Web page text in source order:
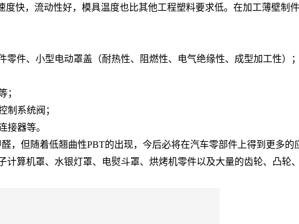
，流动性好，模具温度也比其他工程塑料要求低。在加工薄壁制件
件、小型电动罩盖（耐热性、阻燃性、电气绝缘性、成型加工性）；
；
系统阀；
器等。
但随着低翘曲性PBT的出现，今后必将在汽车零部件上得到更多的
算机罩、水银灯罩、电熨斗罩、烘烤机零件以及大量的齿轮、凸轮